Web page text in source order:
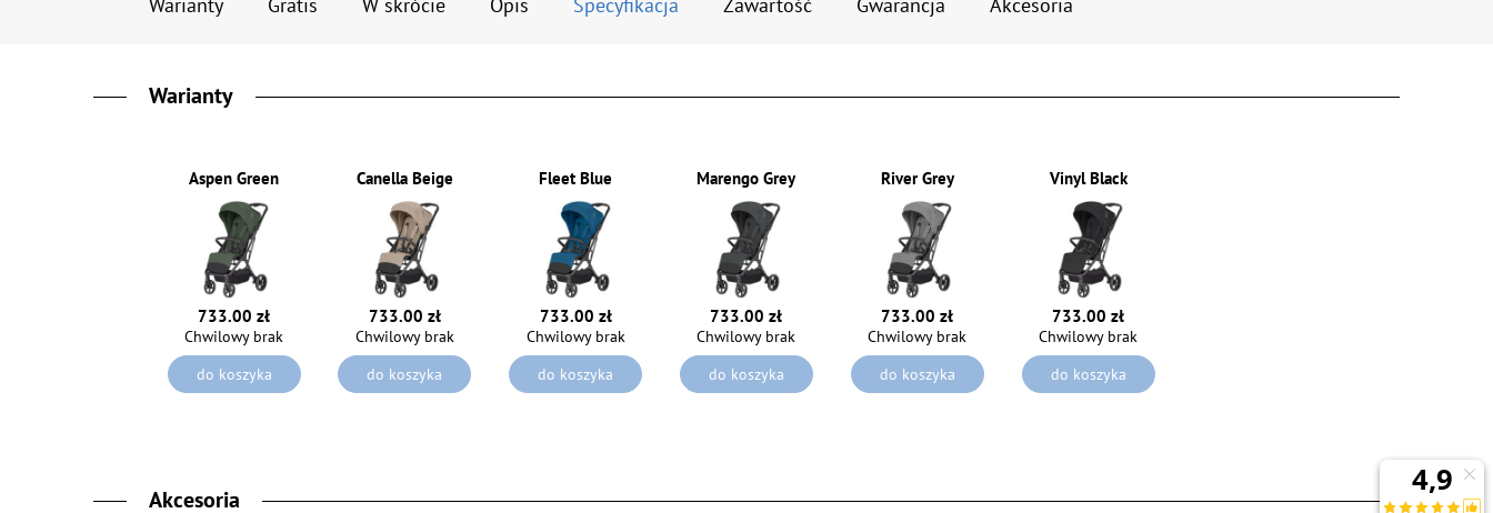
Warianty Gratis W skrócie Opis Specyfikacja Zawartość Gwarancja Akcesoria
Warianty
Aspen Green
733.00 zł
Chwilowy brak
do koszyka
Canella Beige
733.00 zł
Chwilowy brak
do koszyka
Fleet Blue
733.00 zł
Chwilowy brak
do koszyka
Marengo Grey
733.00 zł
Chwilowy brak
do koszyka
River Grey
733.00 zł
Chwilowy brak
do koszyka
Vinyl Black
733.00 zł
Chwilowy brak
do koszyka
Akcesoria